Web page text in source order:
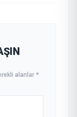
alanlar *